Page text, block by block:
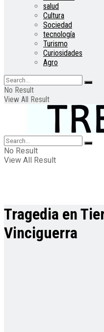
salud
Cultura
Sociedad
tecnología
Turismo
Curiosidades
Agro
No Result
View All Result
No Result
View All Result
Tragedia en
Vinciguerra